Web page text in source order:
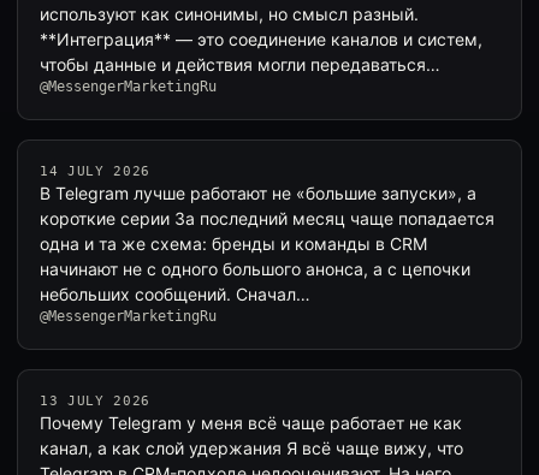
используют как синонимы, но смысл разный.
**Интеграция** — это соединение каналов и систем,
чтобы данные и действия могли передаваться…
@MessengerMarketingRu
14 JULY 2026
В Telegram лучше работают не «большие запуски», а
короткие серии За последний месяц чаще попадается
одна и та же схема: бренды и команды в CRM
начинают не с одного большого анонса, а с цепочки
небольших сообщений. Сначал…
@MessengerMarketingRu
13 JULY 2026
Почему Telegram у меня всё чаще работает не как
канал, а как слой удержания Я всё чаще вижу, что